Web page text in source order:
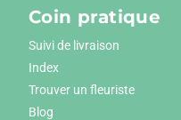
Coin pratique
Suivi de livraison
Index
Trouver un fleuriste
Blog